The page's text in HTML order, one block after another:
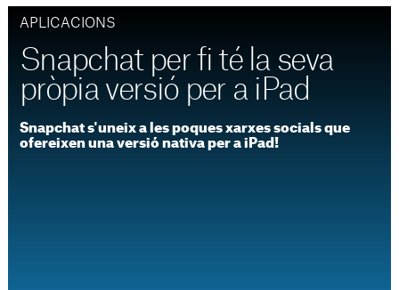
APLICACIONS
Snapchat per fi té la seva
pròpia versió per a iPad
Snapchat s'uneix a les poques xarxes socials que
ofereixen una versió nativa per a iPad!